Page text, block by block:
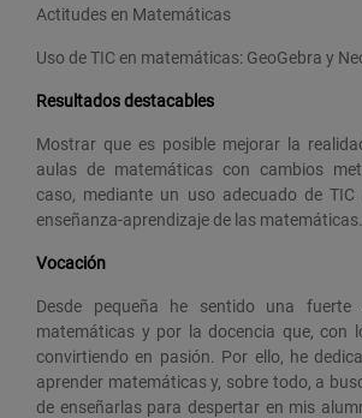
Actitudes en Matemáticas
Uso de TIC en matemáticas: GeoGebra y
Resultados destacables
Mostrar que es posible mejorar la
aulas de matemáticas con cambios
caso, mediante un uso adecuado de
enseñanza-aprendizaje de las matemáticas.
Vocación
Desde pequeña he sentido una
matemáticas y por la docencia que, con
convirtiendo en pasión. Por ello, he
aprender matemáticas y, sobre todo, a
de enseñarlas para despertar en mis